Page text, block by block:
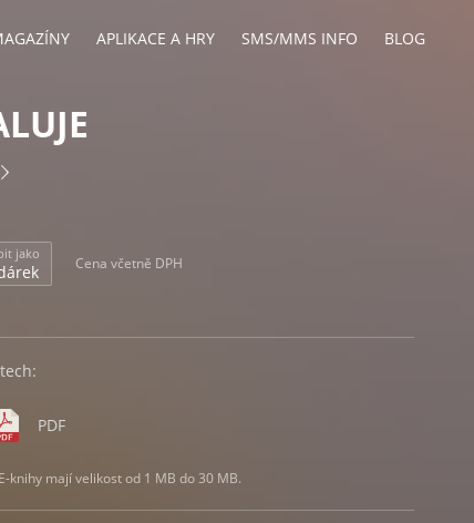
APLIKACE A HRY SMS/MMS INFO BLOG
jako
Cena včetně DPH
PDF
knihy mají velikost od 1 MB do 30 MB.